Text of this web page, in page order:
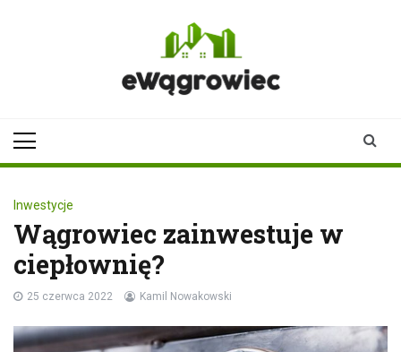
Inwestycje
Wągrowiec zainwestuje w
ciepłownię?
25 czerwca 2022 Kamil Nowakowski